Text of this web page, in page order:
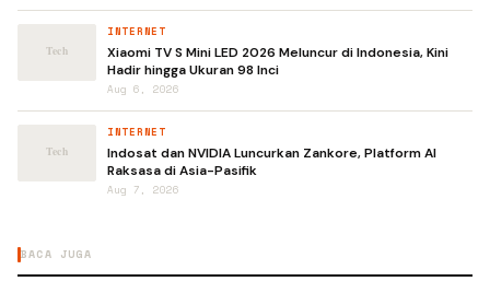
INTERNET
Xiaomi TV S Mini LED 2026 Meluncur di Indonesia, Kini
Hadir hingga Ukuran 98 Inci
Aug 6, 2026
INTERNET
Indosat dan NVIDIA Luncurkan Zankore, Platform AI
Raksasa di Asia-Pasifik
Aug 7, 2026
BACA JUGA